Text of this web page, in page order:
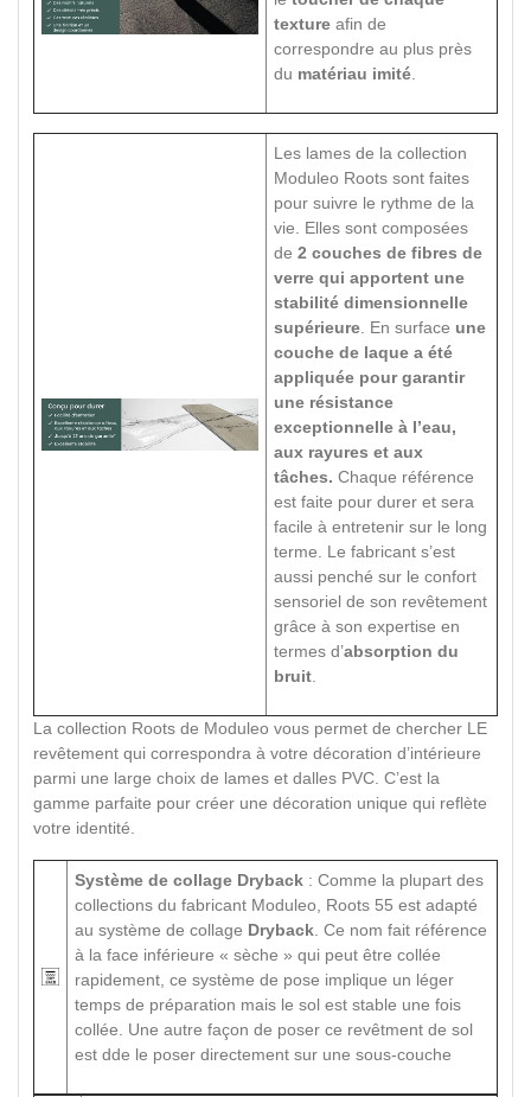
texture afin de
correspondre au plus près
du matériau imité
Les lames de la collection
Moduleo Roots sont faites
pour suivre le rythme de la
vie. Elles sont composées
de 2 couches de fibres de
verre qui apportent une
stabilité dimensionnelle
supérieure . En surface une
couche de laque a été
appliquée pour garantir
une résistance
exceptionnelle à l’eau,
aux rayures et aux
tâches. Chaque référence
est faite pour durer et sera
facile à entretenir sur le long
terme. Le fabricant s’est
aussi penché sur le confort
sensoriel de son revêtement
grâce à son expertise en
termes d’absorption du
bruit
La collection Roots de Moduleo vous permet de chercher LE
revêtement qui correspondra à votre décoration d’intérieure
parmi une large choix de lames et dalles PVC. C’est la
gamme parfaite pour créer une décoration unique qui reflète
votre identité.
Système de collage Dryback : Comme la plupart des
collections du fabricant Moduleo, Roots 55 est adapté
au système de collage Dryback . Ce nom fait référence
à la face inférieure « sèche » qui peut être collée
rapidement, ce système de pose implique un léger
temps de préparation mais le sol est stable une fois
collée. Une autre façon de poser ce revêtment de sol
est dde le poser directement sur une sous-couche